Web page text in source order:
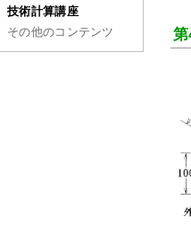
技術計算講座
その他のコンテンツ